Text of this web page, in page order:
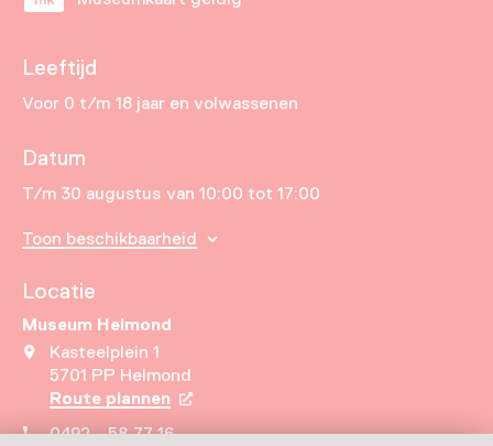
Leeftijd
Voor 0 t/m 18 jaar en volwassenen
Datum
T/m 30 augustus van 10:00 tot 17:00
Toon beschikbaarheid
Locatie
Museum Helmond
Kasteelplein 1
5701 PP Helmond
Route plannen Opent in een nieuw tabblad
0492 - 58 77 16